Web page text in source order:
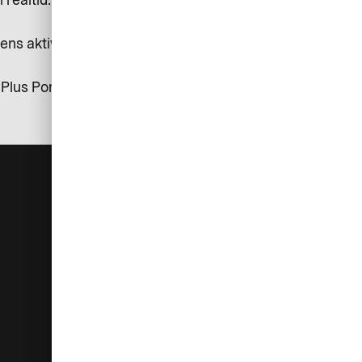
aktiviteter, og du finner fort
Portal.